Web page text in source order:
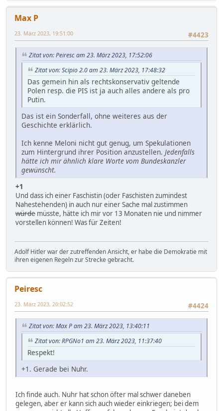
Max P
#4423
23. März 2023, 19:51:00
Zitat von: Peiresc am 23. März 2023, 17:52:06
Zitat von: Scipio 2.0 am 23. März 2023, 17:48:32
Das gemein hin als rechtskonservativ geltende
Polen resp. die PIS ist ja auch alles andere als pro
Putin.
Das ist ein Sonderfall, ohne weiteres aus der
Geschichte erklärlich.
Ich kenne Meloni nicht gut genug, um Spekulationen
zum Hintergrund ihrer Position anzustellen. Jedenfalls
hätte ich mir ähnlich klare Worte vom Bundeskanzler
gewünscht.
+1
Und dass ich einer Faschistin (oder Faschisten zumindest
Nahestehenden) in auch nur einer Sache mal zustimmen
würde müsste, hätte ich mir vor 13 Monaten nie und nimmer
vorstellen können! Was für Zeiten!
Adolf Hitler war der zutreffenden Ansicht, er habe die Demokratie mit
ihren eigenen Regeln zur Strecke gebracht.
Peiresc
#4424
23. März 2023, 20:02:52
Zitat von: Max P am 23. März 2023, 13:40:11
Zitat von: RPGNo1 am 23. März 2023, 11:37:40
Respekt!
+1. Gerade bei Nuhr.
Ich finde auch. Nuhr hat schon öfter mal schwer daneben
gelegen, aber er kann sich auch wieder einkriegen; bei dem